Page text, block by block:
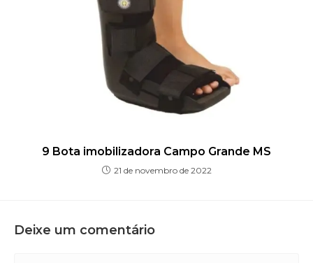
9 Bota imobilizadora Campo Grande MS
21 de novembro de 2022
Deixe um comentário